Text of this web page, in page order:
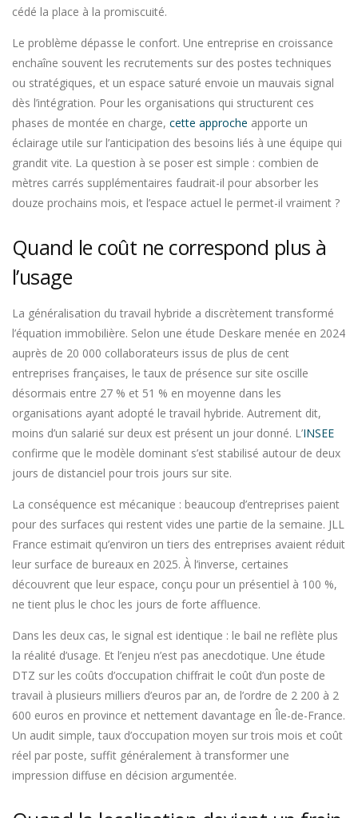
cédé la place à la promiscuité.
Le problème dépasse le confort. Une entreprise en croissance
enchaîne souvent les recrutements sur des postes techniques
ou stratégiques, et un espace saturé envoie un mauvais signal
dès l’intégration. Pour les organisations qui structurent ces
phases de montée en charge, cette approche apporte un
éclairage utile sur l’anticipation des besoins liés à une équipe qui
grandit vite. La question à se poser est simple : combien de
mètres carrés supplémentaires faudrait-il pour absorber les
douze prochains mois, et l’espace actuel le permet-il vraiment ?
Quand le coût ne correspond plus à
l’usage
La généralisation du travail hybride a discrètement transformé
l’équation immobilière. Selon une étude Deskare menée en 2024
auprès de 20 000 collaborateurs issus de plus de cent
entreprises françaises, le taux de présence sur site oscille
désormais entre 27 % et 51 % en moyenne dans les
organisations ayant adopté le travail hybride. Autrement dit,
moins d’un salarié sur deux est présent un jour donné. L’INSEE
confirme que le modèle dominant s’est stabilisé autour de deux
jours de distanciel pour trois jours sur site.
La conséquence est mécanique : beaucoup d’entreprises paient
pour des surfaces qui restent vides une partie de la semaine. JLL
France estimait qu’environ un tiers des entreprises avaient réduit
leur surface de bureaux en 2025. À l’inverse, certaines
découvrent que leur espace, conçu pour un présentiel à 100 %,
ne tient plus le choc les jours de forte affluence.
Dans les deux cas, le signal est identique : le bail ne reflète plus
la réalité d’usage. Et l’enjeu n’est pas anecdotique. Une étude
DTZ sur les coûts d’occupation chiffrait le coût d’un poste de
travail à plusieurs milliers d’euros par an, de l’ordre de 2 200 à 2
600 euros en province et nettement davantage en Île-de-France.
Un audit simple, taux d’occupation moyen sur trois mois et coût
réel par poste, suffit généralement à transformer une
impression diffuse en décision argumentée.